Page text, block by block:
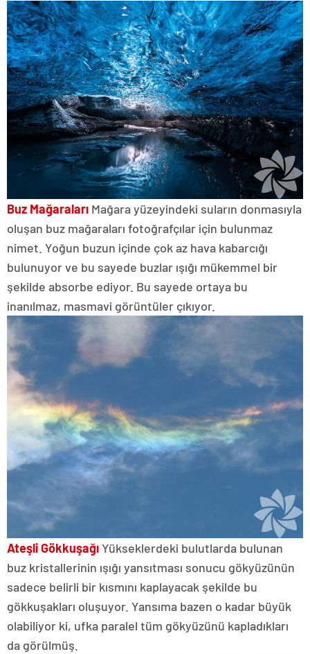
Buz Mağaraları Mağara yüzeyindeki suların donmasıyla
oluşan buz mağaraları fotoğrafçılar için bulunmaz
nimet. Yoğun buzun içinde çok az hava kabarcığı
bulunuyor ve bu sayede buzlar ışığı mükemmel bir
şekilde absorbe ediyor. Bu sayede ortaya bu
inanılmaz, masmavi görüntüler çıkıyor.
Ateşli GökkuşağıYükseklerdeki bulutlarda bulunan
buz kristallerinin ışığı yansıtması sonucu gökyüzünün
sadece belirli bir kısmını kaplayacak şekilde bu
gökkuşakları oluşuyor. Yansıma bazen o kadar büyük
olabiliyor ki, ufka paralel tüm gökyüzünü kapladıkları
da görülmüş.